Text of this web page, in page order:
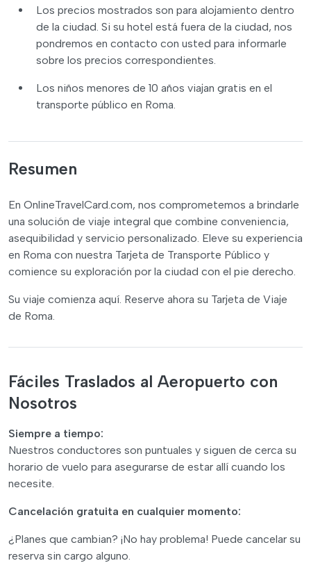
Los precios mostrados son para alojamiento dentro
de la ciudad. Si su hotel está fuera de la ciudad, nos
pondremos en contacto con usted para informarle
sobre los precios correspondientes.
Los niños menores de 10 años viajan gratis en el
transporte público en Roma.
Resumen
En OnlineTravelCard.com, nos comprometemos a brindarle
una solución de viaje integral que combine conveniencia,
asequibilidad y servicio personalizado. Eleve su experiencia
en Roma con nuestra Tarjeta de Transporte Público y
comience su exploración por la ciudad con el pie derecho.
Su viaje comienza aquí. Reserve ahora su Tarjeta de Viaje
de Roma.
Fáciles Traslados al Aeropuerto con
Nosotros
Siempre a tiempo:
Nuestros conductores son puntuales y siguen de cerca su
horario de vuelo para asegurarse de estar allí cuando los
necesite.
Cancelación gratuita en cualquier momento:
¿Planes que cambian? ¡No hay problema! Puede cancelar su
reserva sin cargo alguno.